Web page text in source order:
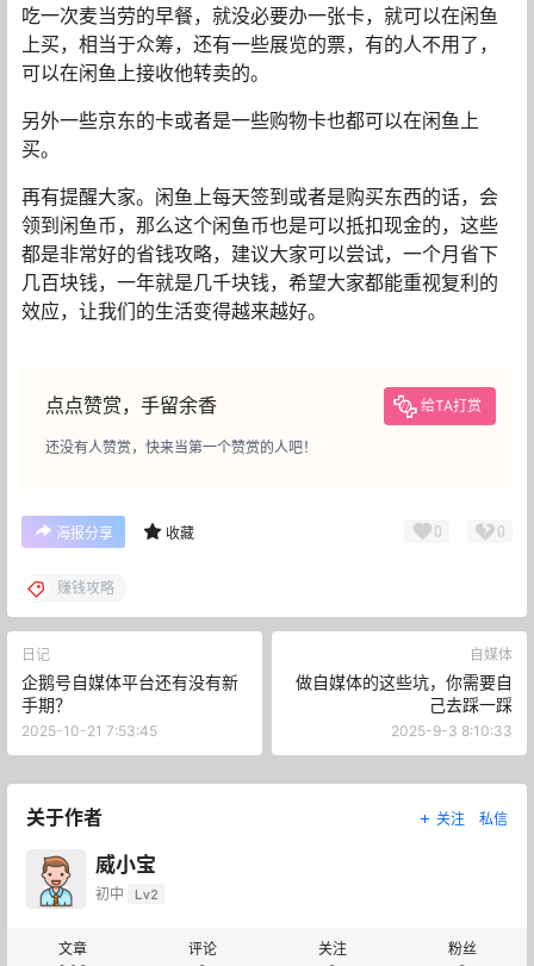
吃一次麦当劳的早餐，就没必要办一张卡，就可以在闲鱼
上买，相当于众筹，还有一些展览的票，有的人不用了，
可以在闲鱼上接收他转卖的。
另外一些京东的卡或者是一些购物卡也都可以在闲鱼上
买。
再有提醒大家。闲鱼上每天签到或者是购买东西的话，会
领到闲鱼币，那么这个闲鱼币也是可以抵扣现金的，这些
都是非常好的省钱攻略，建议大家可以尝试，一个月省下
几百块钱，一年就是几千块钱，希望大家都能重视复利的
效应，让我们的生活变得越来越好。
点点赞赏，手留余香 给TA打赏
还没有人赞赏，快来当第一个赞赏的人吧！
海报分享 收藏 0 0
赚钱攻略
日记
企鹅号自媒体平台还有没有新
手期？
2025-10-21 7:53:45
自媒体
做自媒体的这些坑，你需要自
己去踩一踩
2025-9-3 8:10:33
关于作者 关注 私信
威小宝
初中 Lv2
文章 评论 关注 粉丝